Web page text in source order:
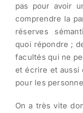
pas pour avoir
comprendre la
réserves
quoi répondre ;
facultés qui ne
et écrire et aussi
pour les
On a très vite